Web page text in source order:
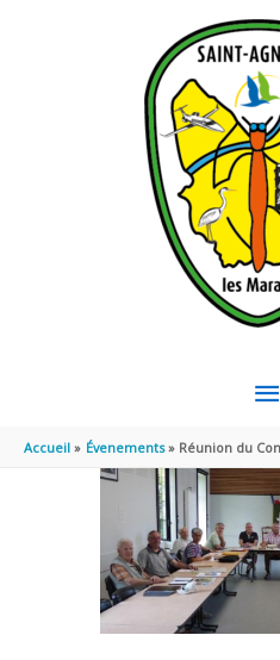
Accueil Évenements Réunion du